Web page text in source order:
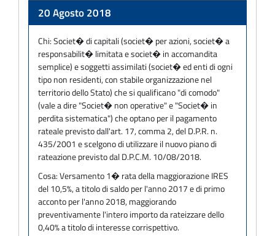
20 Agosto 2018
Chi:Societ� di capitali (societ� per azioni, societ� a
responsabilit� limitata e societ� in accomandita
semplice) e soggetti assimilati (societ� ed enti di ogni
tipo non residenti, con stabile organizzazione nel
territorio dello Stato) che si qualificano "di comodo"
(vale a dire "Societ� non operative" e "Societ� in
perdita sistematica") che optano per il pagamento
rateale previsto dall'art. 17, comma 2, del D.P.R. n.
435/2001 e scelgono di utilizzare il nuovo piano di
rateazione previsto dal D.P.C.M. 10/08/2018.
Cosa:Versamento 1� rata della maggiorazione IRES
del 10,5%, a titolo di saldo per l'anno 2017 e di primo
acconto per l'anno 2018, maggiorando
preventivamente l'intero importo da rateizzare dello
0,40% a titolo di interesse corrispettivo.